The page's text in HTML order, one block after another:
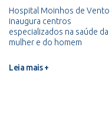
Hospital Moinhos de Vento
inaugura centros
especializados na saúde da
mulher e do homem
Leia mais +